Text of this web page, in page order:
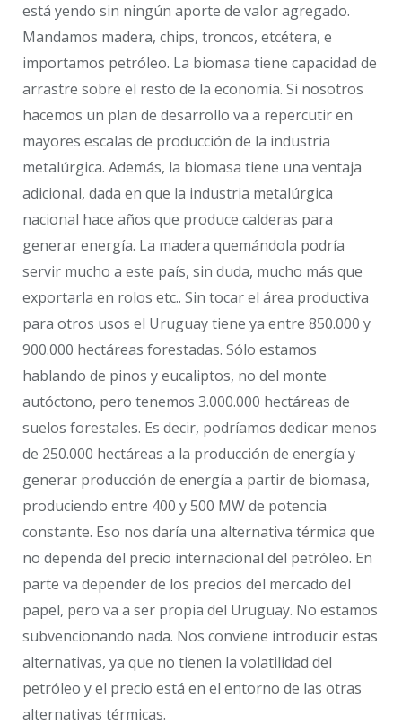
está yendo sin ningún aporte de valor agregado.
Mandamos madera, chips, troncos, etcétera, e
importamos petróleo. La biomasa tiene capacidad de
arrastre sobre el resto de la economía. Si nosotros
hacemos un plan de desarrollo va a repercutir en
mayores escalas de producción de la industria
metalúrgica. Además, la biomasa tiene una ventaja
adicional, dada en que la industria metalúrgica
nacional hace años que produce calderas para
generar energía. La madera quemándola podría
servir mucho a este país, sin duda, mucho más que
exportarla en rolos etc.. Sin tocar el área productiva
para otros usos el Uruguay tiene ya entre 850.000 y
900.000 hectáreas forestadas. Sólo estamos
hablando de pinos y eucaliptos, no del monte
autóctono, pero tenemos 3.000.000 hectáreas de
suelos forestales. Es decir, podríamos dedicar menos
de 250.000 hectáreas a la producción de energía y
generar producción de energía a partir de biomasa,
produciendo entre 400 y 500 MW de potencia
constante. Eso nos daría una alternativa térmica que
no dependa del precio internacional del petróleo. En
parte va depender de los precios del mercado del
papel, pero va a ser propia del Uruguay. No estamos
subvencionando nada. Nos conviene introducir estas
alternativas, ya que no tienen la volatilidad del
petróleo y el precio está en el entorno de las otras
alternativas térmicas.